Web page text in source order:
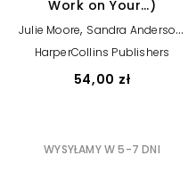
Work on Your…)
Julie Moore, Sandra Anderson
Cheryl Pelteret
HarperCollins Publishers
54,00 zł
WYSYŁAMY W 5-7 DNI